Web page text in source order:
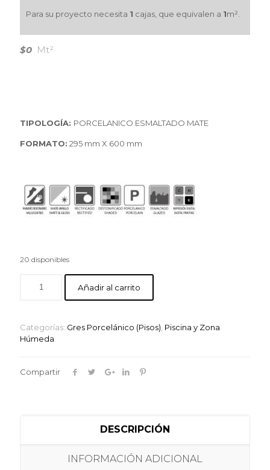
Para su proyecto necesita 1 cajas, que equivalen a 1m².
$0 Mt²
TIPOLOGÍA: PORCELANICO ESMALTADO MATE
FORMATO: 295 mm X 600 mm
20 disponibles
Añadir al carrito
Categorías: Gres Porcelánico (Pisos) Piscina y Zona
Húmeda
Compartir
DESCRIPCIÓN
INFORMACIÓN ADICIONAL